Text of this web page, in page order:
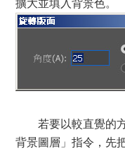
擴大並填入背景色。
若要以較直覺的方
背景圖層」指令，先